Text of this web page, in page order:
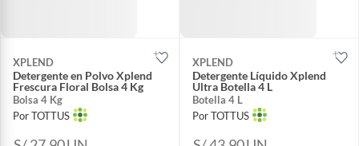
XPLEND
Detergente en Polvo Xplend
Frescura Floral Bolsa 4 Kg
Bolsa 4 Kg
Por TOTTUS
XPLEND
Detergente Líquido Xplend
Ultra Botella 4 L
Botella 4 L
Por TOTTUS